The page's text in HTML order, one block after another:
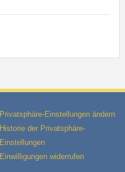
Privatsphäre-Einstellungen ändern
Historie der Privatsphäre-
Einstellungen
Einwilligungen widerrufen